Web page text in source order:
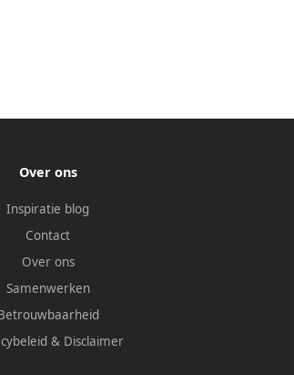
Over ons
Inspiratie blog
Contact
Over ons
Samenwerken
& Disclaimer